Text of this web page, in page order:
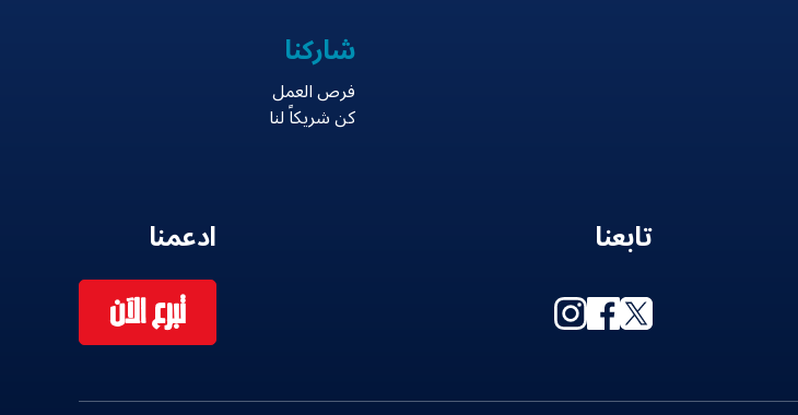
شاركنا
فرص العمل
كن شريكاً لنا
تابعنا ادعمنا
تبرع الآن